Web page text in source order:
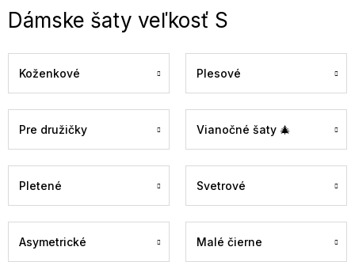
Dámske šaty veľkosť S
Koženkové Plesové
Pre družičky Vianočné šaty 🎄
Pletené Svetrové
Asymetrické Malé čierne